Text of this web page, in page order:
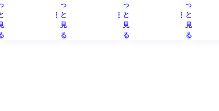
っ
と
見
る
っ
と
見
る
っ
と
見
る